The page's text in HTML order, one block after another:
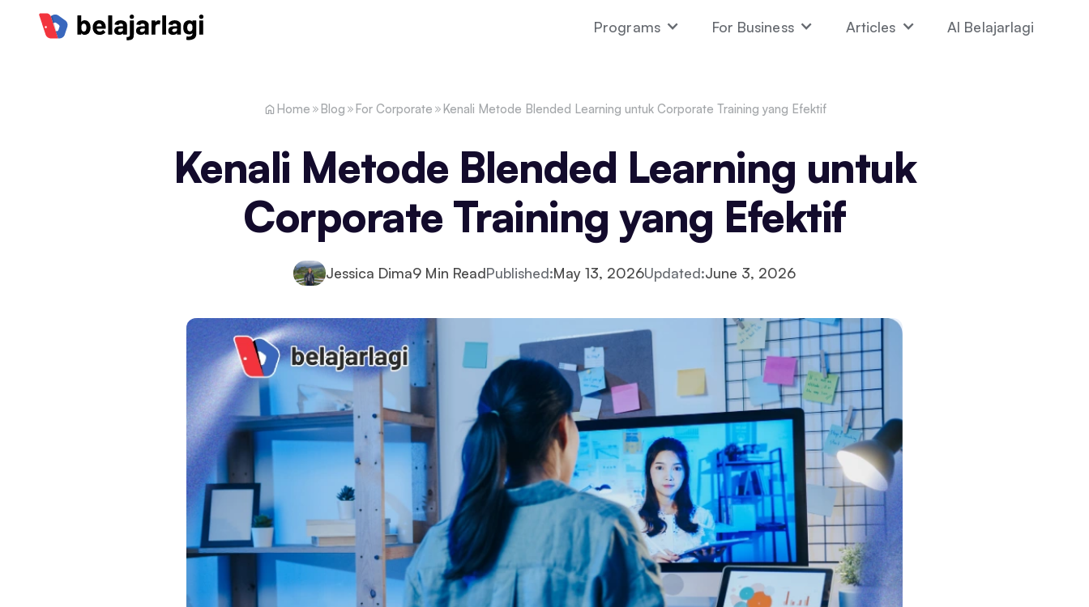
Programs For Business Articles AI Belajarlagi
Home Blog For Corporate Kenali Metode Blended Learning untuk Corporate Training yang Efektif
Kenali Metode Blended Learning untuk
Corporate Training yang Efektif
Jessica Dima9Min ReadPublished:May 13, 2026Updated:June 3, 2026